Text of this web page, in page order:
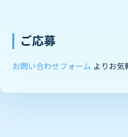
ご応募
お問い合わせフォーム よりお気